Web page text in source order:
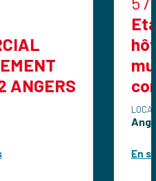
Etablissement
hôtelier à vendre
murs et fonds de
commerce